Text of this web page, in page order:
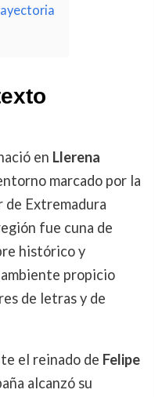
en Llerena
marcado por la
Extremadura
fue cuna de
histórico y
propicio
de letras y de
el reinado de Felipe
alcanzó su